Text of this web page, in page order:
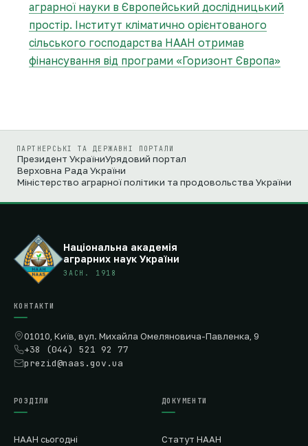
аграрної науки в Європейський дослідницький
простір. Інститут кліматично орієнтованого
сільського господарства НААН отримав
фінансування від програми «Горизонт Європа»
ПАРТНЕРСЬКІ ТА ДЕРЖАВНІ ПОРТАЛИ
Президент УкраїниУрядовий портал
Верховна Рада України
Міністерство аграрної політики та продовольства України
Національна академія
аграрних наук України
ЗАСН. 1918
КОНТАКТИ
01010, Київ, вул. Михайла Омеляновича-Павленка, 9
+38 (044) 521 92 77
prezid@naas.gov.ua
РОЗДІЛИ
НААН сьогодні
ДОКУМЕНТИ
Статут НААН